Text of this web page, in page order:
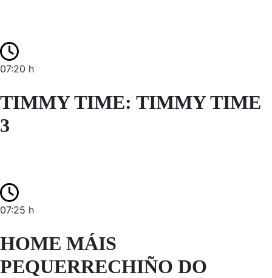
07:20 h
TIMMY TIME: TIMMY TIME
3
07:25 h
HOME MÁIS
PEQUERRECHIÑO DO